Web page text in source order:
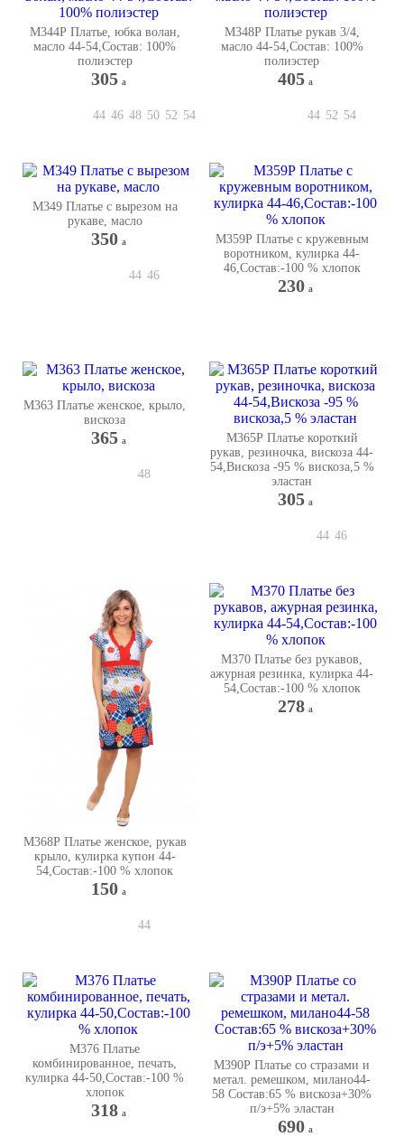
М344Р Платье, юбка волан,
масло 44-54,Состав: 100%
полиэстер
305 a
44 46 48 50 52 54
М348Р Платье рукав 3/4,
масло 44-54,Состав: 100%
полиэстер
405 a
44 52 54
М349 Платье с вырезом на
рукаве, масло
350 a
44 46
М359Р Платье с кружевным
воротником, кулирка 44-
46,Состав:-100 % хлопок
230 a
М363 Платье женское, крыло,
вискоза
365 a
48
М365Р Платье короткий
рукав, резиночка, вискоза 44-
54,Вискоза -95 % вискоза,5 %
эластан
305 a
44 46
М368Р Платье женское, рукав
крыло, кулирка купон 44-
54,Состав:-100 % хлопок
150 a
44
М370 Платье без рукавов,
ажурная резинка, кулирка 44-
54,Состав:-100 % хлопок
278 a
М376 Платье
комбинированное, печать,
кулирка 44-50,Состав:-100 %
хлопок
318 a
М390Р Платье со стразами и
метал. ремешком, милано44-
58 Состав:65 % вискоза+30%
п/э+5% эластан
690 a